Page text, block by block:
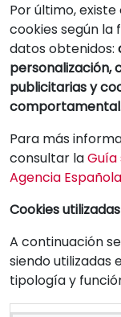
Por último,
cookies según la
datos obtenidos:
personalización,
publicitarias y
comportamental.
Para más
consultar laGuía
Agencia
Cookies
A continuación
siendo utilizadas
tipología y